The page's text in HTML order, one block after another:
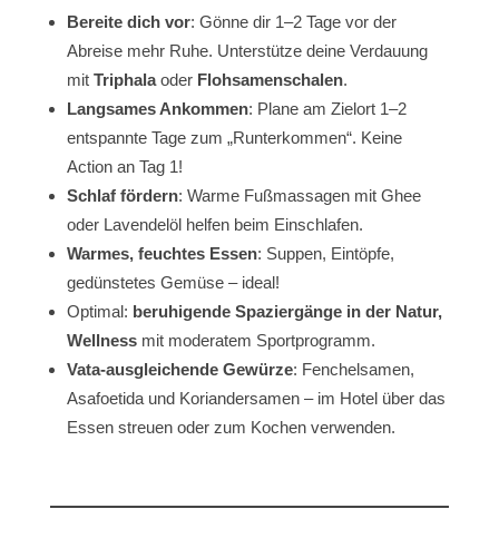
Bereite dich vor: Gönne dir 1–2 Tage vor der
Abreise mehr Ruhe. Unterstütze deine Verdauung
mit Triphalaoder Flohsamenschalen.
Langsames Ankommen: Plane am Zielort 1–2
entspannte Tage zum „Runterkommen“. Keine
Action an Tag 1!
Schlaf fördern: Warme Fußmassagen mit Ghee
oder Lavendelöl helfen beim Einschlafen.
Warmes, feuchtes Essen: Suppen, Eintöpfe,
gedünstetes Gemüse – ideal!
Optimal: beruhigende Spaziergänge in der Natur,
Wellness mit moderatem Sportprogramm.
Vata-ausgleichende Gewürze: Fenchelsamen,
Asafoetida und Koriandersamen – im Hotel über das
Essen streuen oder zum Kochen verwenden.